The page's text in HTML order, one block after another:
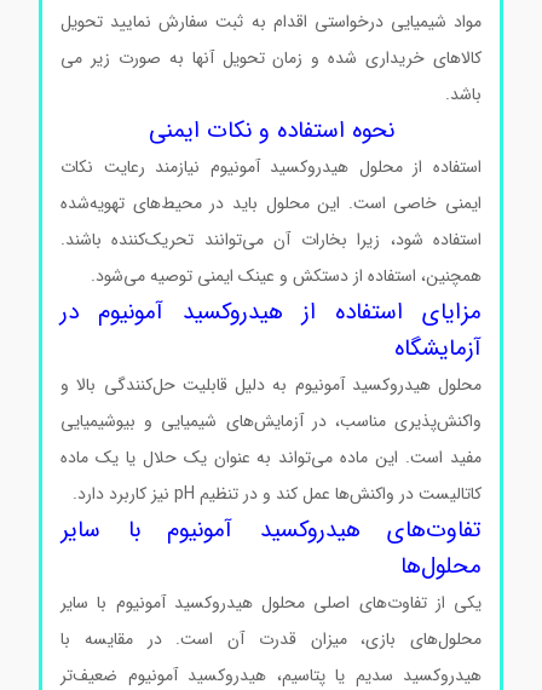
مواد شیمیایی درخواستی اقدام به ثبت سفارش نمایید تحویل
کالاهای خریداری شده و زمان تحویل آنها به صورت زیر می
باشد.محلول هیدروکسید آمونیوم سیگما
نحوه استفاده و نکات ایمنی
استفاده از محلول هیدروکسید آمونیوم نیازمند رعایت نکات
ایمنی خاصی است. این محلول باید در محیط‌های تهویه‌شده
استفاده شود، زیرا بخارات آن می‌توانند تحریک‌کننده باشند.
همچنین، استفاده از دستکش و عینک ایمنی توصیه می‌شود.
مزایای استفاده از هیدروکسید آمونیوم در
آزمایشگاه
محلول هیدروکسید آمونیوم به دلیل قابلیت حل‌کنندگی بالا و
واکنش‌پذیری مناسب، در آزمایش‌های شیمیایی و بیوشیمیایی
مفید است. این ماده می‌تواند به عنوان یک حلال یا یک ماده
کاتالیست در واکنش‌ها عمل کند و در تنظیم pH نیز کاربرد دارد.
تفاوت‌های هیدروکسید آمونیوم با سایر
محلول‌ها
یکی از تفاوت‌های اصلی محلول هیدروکسید آمونیوم با سایر
محلول‌های بازی، میزان قدرت آن است. در مقایسه با
هیدروکسید سدیم یا پتاسیم، هیدروکسید آمونیوم ضعیف‌تر